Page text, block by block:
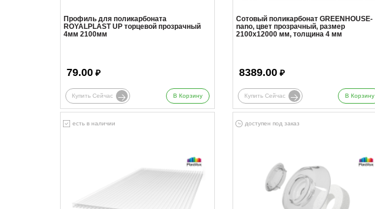
Профиль для поликарбоната
ROYALPLAST UP торцевой прозрачный
4мм 2100мм
79.00 ₽
Купить Сейчас В Корзину
Сотовый поликарбонат GREENHOUSE-
nano, цвет прозрачный, размер
2100x12000 мм, толщина 4 мм
8389.00₽
Купить Сейчас В Корзину
есть в наличии доступен под заказ